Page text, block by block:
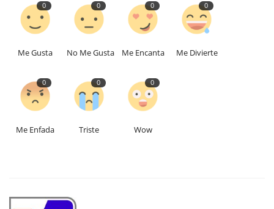
0
Me Gusta
0
No Me Gusta
0
Me Encanta
0
Me Divierte
0
Me Enfada
0
Triste
0
Wow